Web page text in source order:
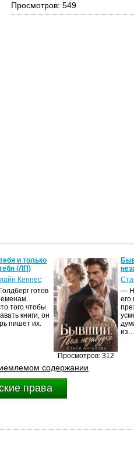
Просмотров: 549
и только
(ЛП)
Кепнес
готов
того чтобы
книги, он
пишет их.
Просмотров: 312
—
его
из…
содержании
права